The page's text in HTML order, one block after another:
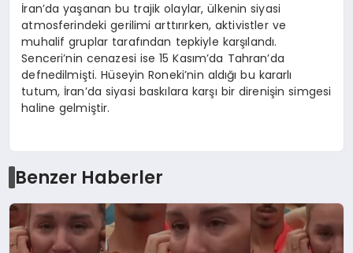
İran’da yaşanan bu trajik olaylar, ülkenin siyasi
atmosferindeki gerilimi arttırırken, aktivistler ve
muhalif gruplar tarafından tepkiyle karşılandı.
Senceri’nin cenazesi ise 15 Kasım’da Tahran’da
defnedilmişti. Hüseyin Roneki’nin aldığı bu kararlı
tutum, İran’da siyasi baskılara karşı bir direnişin simgesi
haline gelmiştir.
Benzer Haberler